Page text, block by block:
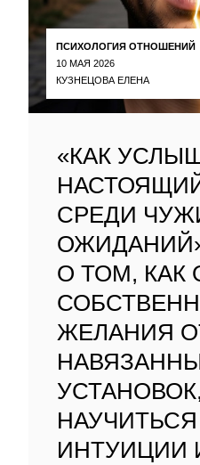
ПСИХОЛОГИЯ ОТНОШЕНИЙ
10 МАЯ 2026
КУЗНЕЦОВА ЕЛЕНА
«КАК
СРЕДИ
О ТОМ, КАК
ЖЕЛАНИЯ
УСТАНОВОК,
ИНТУИЦИИ